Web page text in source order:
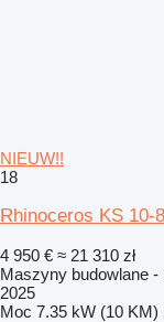
NIEUW!!
18
Rhinoceros KS 10-
4 950 € ≈ 21 310 zł
Maszyny budowlane -
2025
Moc 7.35 kW (10 KM)